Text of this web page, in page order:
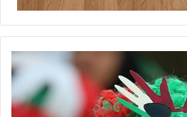
شدن را بردارد.
ایران البته همچنان به دنبال بازی در عرصه
خداحافظی ندارد، اما رویاهای او
در قامت مربی (در عرصه آکادمیک و
کریمی پیش از رسیدن به نقطه پایان خود